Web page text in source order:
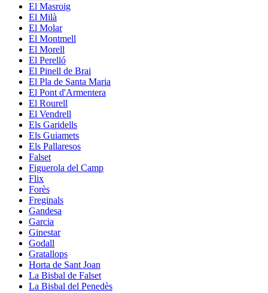
El Masroig
El Milà
El Molar
El Montmell
El Morell
El Perelló
El Pinell de Brai
El Pla de Santa Maria
El Pont d'Armentera
El Rourell
El Vendrell
Els Garidells
Els Guiamets
Els Pallaresos
Falset
Figuerola del Camp
Flix
Forès
Freginals
Gandesa
Garcia
Ginestar
Godall
Gratallops
Horta de Sant Joan
La Bisbal de Falset
La Bisbal del Penedès